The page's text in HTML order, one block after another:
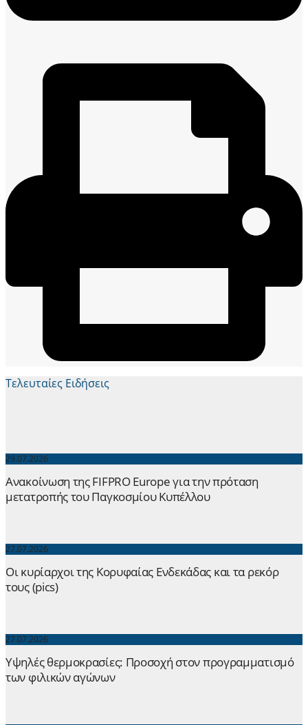
Τελευταίες Ειδήσεις
29.07.2026
Ανακοίνωση της FIFPRO Europe για την πρόταση
μετατροπής του Παγκοσμίου Κυπέλλου
27.07.2026
Οι κυρίαρχοι της Κορυφαίας Ενδεκάδας και τα ρεκόρ
τους (pics)
27.07.2026
Yψηλές θερμοκρασίες: Προσοχή στον προγραμματισμό
των φιλικών αγώνων